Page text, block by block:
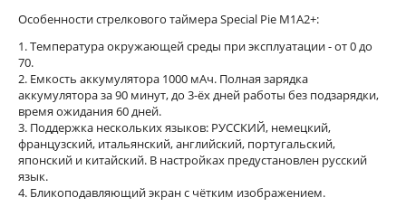
Особенности стрелкового таймера Special Pie M1A2+:
1. Температура окружающей среды при эксплуатации - от 0 до
70.
2. Емкость аккумулятора 1000 мАч. Полная зарядка
аккумулятора за 90 минут, до 3-ёх дней работы без подзарядки,
время ожидания 60 дней.
3. Поддержка нескольких языков: РУССКИЙ, немецкий,
французский, итальянский, английский, португальский,
японский и китайский. В настройках предустановлен русский
язык.
4. Бликоподавляющий экран с чётким изображением.